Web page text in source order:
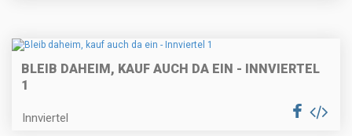
BLEIB DAHEIM, KAUF AUCH DA EIN - INNVIERTEL
1
Innviertel